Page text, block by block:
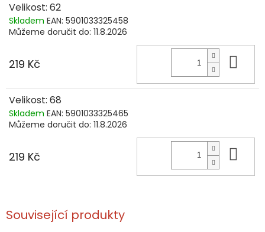
Velikost: 62
Skladem EAN: 5901033325458
Můžeme doručit do: 11.8.2026
219 Kč
Velikost: 68
Skladem EAN: 5901033325465
Můžeme doručit do: 11.8.2026
219 Kč
Související produkty